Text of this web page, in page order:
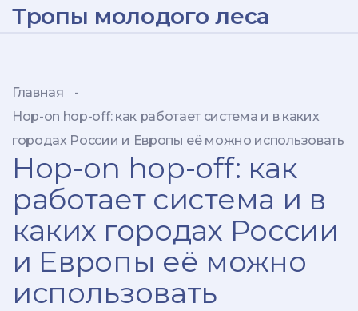
Тропы молодого леса
Главная
-
Hop-on hop-off: как работает система и в каких
городах России и Европы её можно использовать
Hop-on hop-off: как
работает система и в
каких городах России
и Европы её можно
использовать